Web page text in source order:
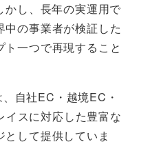
し、長年の実運用で
の事業者が検証した
一つで再現すること
自社EC・越境EC・
スに対応した豊富な
して提供していま